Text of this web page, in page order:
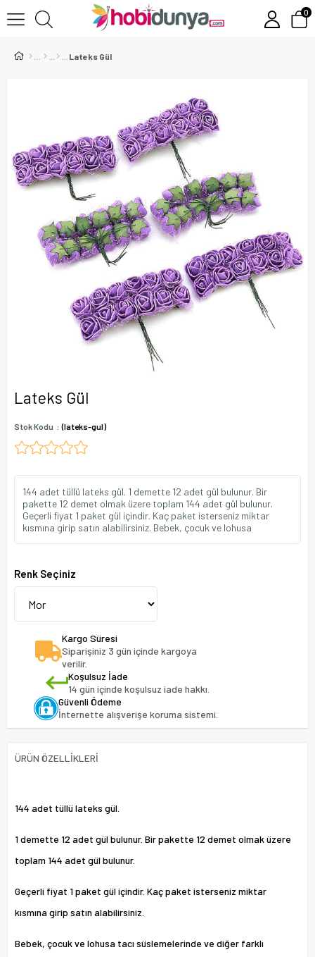
0
Lateks Gül
Lateks Gül
Stok Kodu (lateks-gul)
144 adet tüllü lateks gül. 1 demette 12 adet gül bulunur. Bir
pakette 12 demet olmak üzere toplam 144 adet gül bulunur.
Geçerli fiyat 1 paket gül içindir. Kaç paket isterseniz miktar
kısmına girip satın alabilirsiniz. Bebek, çocuk ve lohusa
Renk Seçiniz
Kargo Süresi
Siparişiniz 3 gün içinde kargoya
verilir.
Koşulsuz İade
14 gün içinde koşulsuz iade hakkı.
Güvenli Ödeme
İnternette alışverişe koruma sistemi.
ÜRÜN ÖZELLIKLERI
144 adet tüllü lateks gül.
1 demette 12 adet gül bulunur. Bir pakette 12 demet olmak üzere
toplam 144 adet gül bulunur.
Geçerli fiyat 1 paket gül içindir. Kaç paket isterseniz miktar
kısmına girip satın alabilirsiniz.
Bebek, çocuk ve lohusa tacı süslemelerinde ve diğer farklı